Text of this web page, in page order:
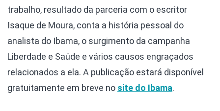
trabalho, resultado da parceria com o escritor
Isaque de Moura, conta a história pessoal do
analista do Ibama, o surgimento da campanha
Liberdade e Saúde e vários causos engraçados
relacionados a ela. A publicação estará disponível
gratuitamente em breve no site do Ibama.